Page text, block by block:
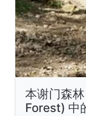
本谢门森
Forest) 中